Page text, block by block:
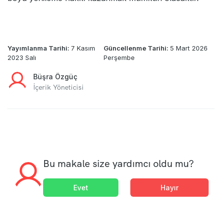
Yayımlanma Tarihi: 7 Kasım
2023 Salı
Güncellenme Tarihi: 5 Mart 2026
Perşembe
Büşra Özgüç
İçerik Yöneticisi
Bu makale size yardımcı oldu mu?
Evet Hayır